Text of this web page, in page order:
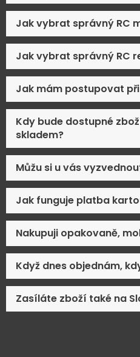
Jak vybrat správný RC
Jak vybrat správný RC
Jak mám postupovat
Kdy bude dostupné
skladem?
Můžu si u vás
Jak funguje platba
Nakupuji opakovaně,
Když dnes objednám,
Zasíláte zboží také na